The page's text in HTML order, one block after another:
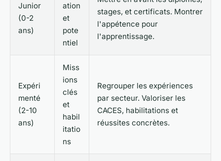
Junior
(0-2
ans)
ation
et
pote
ntiel
stages, et certificats. Montrer
l'appétence pour
l'apprentissage.
Expéri
menté
(2-10
ans)
Miss
ions
clés
et
habil
itatio
ns
Regrouper les expériences
par secteur. Valoriser les
CACES, habilitations et
réussites concrètes.